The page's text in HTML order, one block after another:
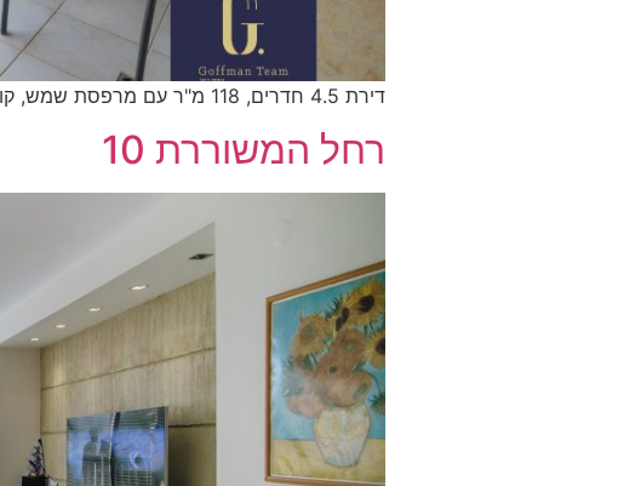
דירת 4.5 חדרים, 118 מ"ר עם מרפסת שמש, קומה 1, מחיר: 3,380,000ש"ח
רחל המשוררת 10